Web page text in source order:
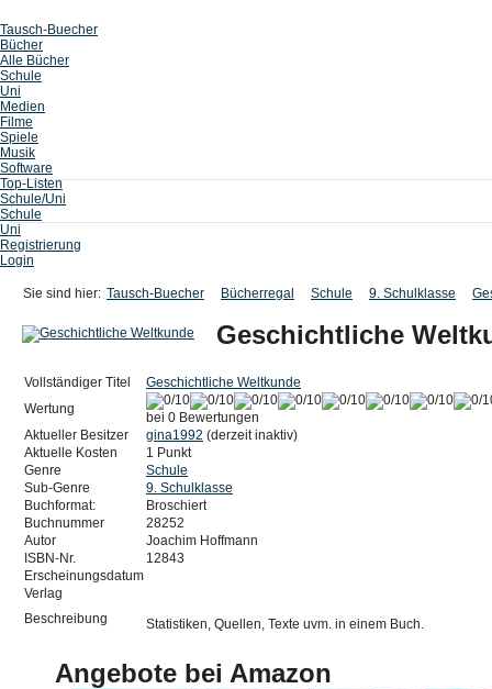
Tausch-Buecher
Bücher
Alle Bücher
Schule
Uni
Medien
Filme
Spiele
Musik
Software
Top-Listen
Schule/Uni
Schule
Uni
Registrierung
Login
Sie sind hier: Tausch-Buecher Bücherregal Schule 9. Schulklasse
Geschichtliche
Vollständiger Titel
Geschichtliche Weltkunde
Wertung
bei 0 Bewertungen
Aktueller Besitzer
gina1992 (derzeit inaktiv)
Aktuelle Kosten
1 Punkt
Genre
Schule
Sub-Genre
9. Schulklasse
Buchformat:
Broschiert
Buchnummer
28252
Autor
Joachim Hoffmann
ISBN-Nr.
12843
Erscheinungsdatum
Verlag
Beschreibung
Statistiken, Quellen, Texte uvm. in einem Buch.
Angebote bei Amazon